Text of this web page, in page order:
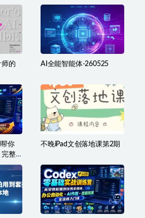
・技
师的
AI全能智能体-260525
你
完整
现效
不晚iPad文创落地课第2期